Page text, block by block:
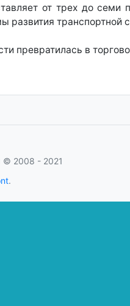
от трех до
транспортной
превратилась в
© 2008 - 2021
.